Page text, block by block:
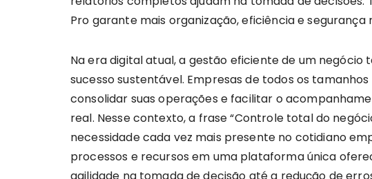
Pro garante mais organização, eficiência e segurança
Na era digital atual, a gestão eficiente de um
sucesso sustentável. Empresas de todos os
consolidar suas operações e facilitar o
real. Nesse contexto, a frase “Controle total do
necessidade cada vez mais presente no cotidiano
processos e recursos em uma plataforma única